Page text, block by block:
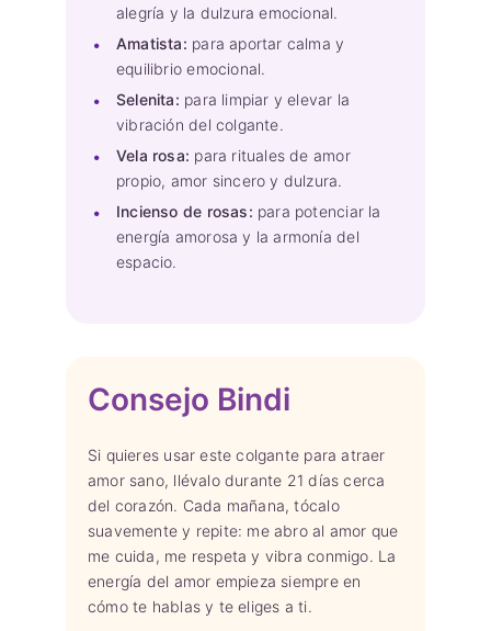
alegría y la dulzura emocional.
Amatista: para aportar calma y
equilibrio emocional.
Selenita: para limpiar y elevar la
vibración del colgante.
Vela rosa: para rituales de amor
propio, amor sincero y dulzura.
Incienso de rosas: para potenciar la
energía amorosa y la armonía del
espacio.
Consejo Bindi
Si quieres usar este colgante para atraer
amor sano, llévalo durante 21 días cerca
del corazón. Cada mañana, tócalo
suavemente y repite: me abro al amor que
me cuida, me respeta y vibra conmigo. La
energía del amor empieza siempre en
cómo te hablas y te eliges a ti.